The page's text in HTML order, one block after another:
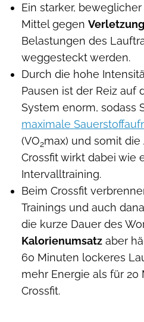
Ein starker,
Mittel gegen
Belastungen des
weggesteckt werden.
Durch die hohe
Pausen ist der Reiz auf
System enorm, sodass
maximale
(VO2max) und somit die
Crossfit wirkt dabei wie
Intervalltraining.
Beim Crossfit
Trainings und auch
die kurze Dauer des
Kalorienumsatz aber
60 Minuten lockeres
mehr Energie als für
Crossfit.